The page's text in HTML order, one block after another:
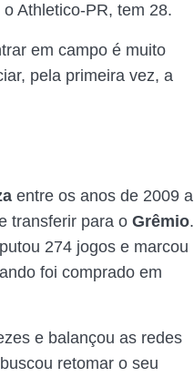
Athletico-PR, tem 28.
em campo é muito
pela primeira vez, a
entre os anos de 2009 a
transferir para o Grêmio.
274 jogos e marcou
foi comprado em
e balançou as redes
retomar o seu